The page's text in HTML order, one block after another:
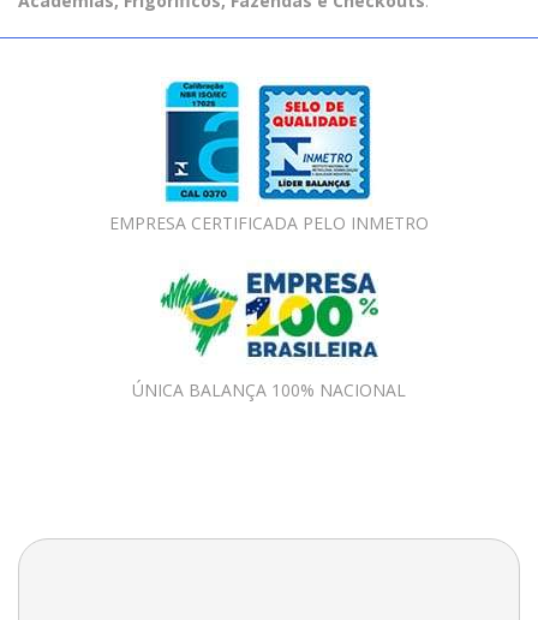
EMPRESA CERTIFICADA PELO INMETRO
ÚNICA BALANÇA 100% NACIONAL